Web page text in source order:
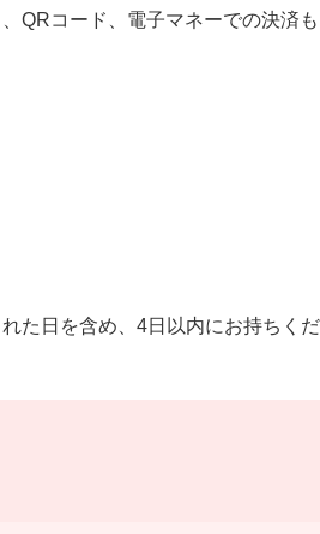
QRコード、電子マネーでの決済も
た日を含め、4日以内にお持ちくだ